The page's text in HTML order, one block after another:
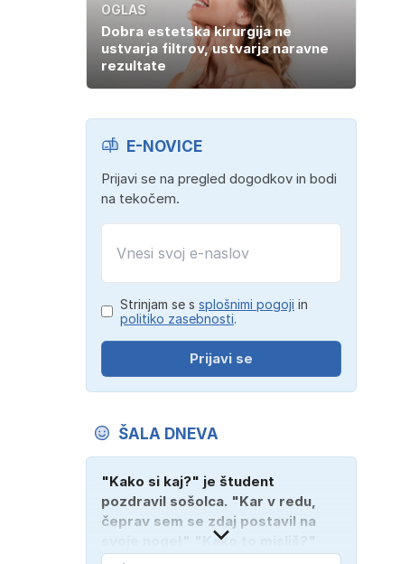
OGLAS
Dobra estetska kirurgija ne
ustvarja filtrov, ustvarja naravne
rezultate
E-NOVICE
Prijavi se na pregled dogodkov in bodi
na tekočem.
Strinjam se s splošnimi pogoji in
politiko zasebnosti.
Prijavi se
ŠALA DNEVA
"Kako si kaj?" je študent
pozdravil sošolca. "Kar v redu,
čeprav sem se zdaj postavil na
svoje noge!" "Kako to misliš?"